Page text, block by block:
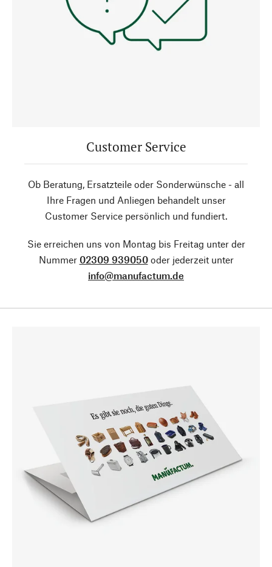
Customer Service
Ob Beratung, Ersatzteile oder Sonderwünsche - all
Ihre Fragen und Anliegen behandelt unser
Customer Service persönlich und fundiert.
Sie erreichen uns von Montag bis Freitag unter der
Nummer 02309 939050oder jederzeit unter
info@manufactum.de